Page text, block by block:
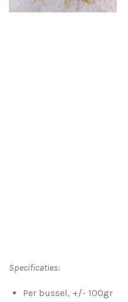
Specificaties:
Per bussel, +/- 100gr